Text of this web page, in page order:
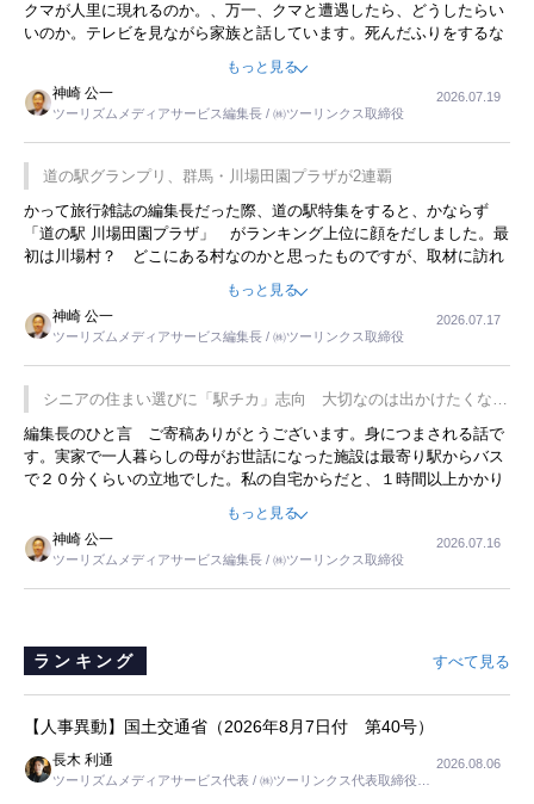
クマが人里に現れるのか。、万一、クマと遭遇したら、どうしたらい
いのか。テレビを見ながら家族と話しています。死んだふりをするな
んてことは、冗談でもいえません。そんな中で、この企画展はタイム
もっと見る
神崎 公一
ツーリズムメディアサービス編集長 / ㈱ツーリンクス取締役
2026.07.19
道の駅グランプリ、群馬・川場田園プラザが2連覇
かって旅行雑誌の編集長だった際、道の駅特集をすると、かならず
「道の駅 川場田園プラザ」 がランキング上位に顔をだしました。最
初は川場村？ どこにある村なのかと思ったものですが、取材に訪れ
永井 彰一社長にインタビューしたら、興味深い話が次々が飛び出しま
した。プレゼンも巧みで、今でも思い出すことが２つあります。一つ
は、従業員に東京ディズニーランドを見学させ、サービス業、接客業
の何かを理解してもらっていることです。 もう一つは1800円もする
プレミアムヨーグルトを販売するにあたり、社内に懸念もあったそう
です。永井社長は、駐車場に都内ナンバーの高級外車が停まっている
ことに目をつけ、高級商品でも売れると確信したそうです。今回の記
事を懐かしく読みました。
もっと見る
神崎 公一
ツーリズムメディアサービス編集長 / ㈱ツーリンクス取締役
2026.07.17
シニアの住まい選びに「駅チカ」志向 大切なのは出かけたくなる
暮らし
編集長のひと言 ご寄稿ありがとうございます。身につまされる話で
す。実家で一人暮らしの母がお世話になった施設は最寄り駅からバス
で２０分くらいの立地でした。私の自宅からだと、１時間以上かかり
ました。母の住まいから近いという理由で、その施設を選択したので
すが、私と妹にとっては、半日仕事ででした。シニアの住まい選び
は、当人だけではなく、世話をする家族の足の便も考えない外池ない
と思いました。
もっと見る
神崎 公一
ツーリズムメディアサービス編集長 / ㈱ツーリンクス取締役
2026.07.16
ランキング すべて見る
【人事異動】国土交通省（2026年8月7日付 第40号）
長木 利通
ツーリズムメディアサービス代表 / ㈱ツーリンクス代表取締役社
2026.08.06